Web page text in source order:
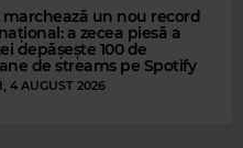
marchează un nou record
a zecea piesă a
depășește 100 de
de streams pe Spotify
4 AUGUST 2026